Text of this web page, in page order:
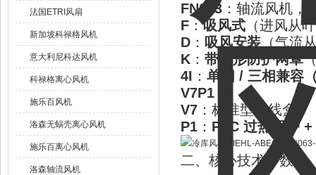
法国ETRI风扇
新加坡科禄格风机
意大利尼科达风机
科禄格离心风机
施乐百风机
洛森无蜗壳离心风机
施乐百离心风机
洛森轴流风机
FN063 ：轴流风机，
F ：吸风式 （进风从
D ： 吸风安装（气流
K ： 带圆形防护网罩
4I ： 单相 / 三相兼容
V7P1
V7 ：标准型接线盒
P1 ： PTC 过热保护
二、核心技术参数